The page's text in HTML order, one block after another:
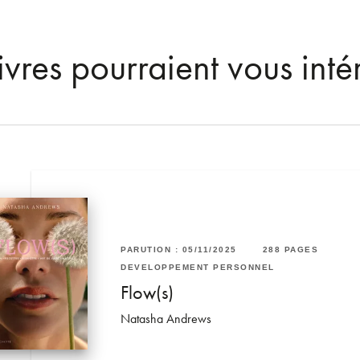
pourraient vous
PAGES
soir
: 06/06/2018
PERSONNEL
la lune et chevaucher les
médi…
Procopio
PARUTION : 05/11/2025 288 PAGES
DÉVELOPPEMENT PERSONNEL
Flow(s)
Natasha Andrews